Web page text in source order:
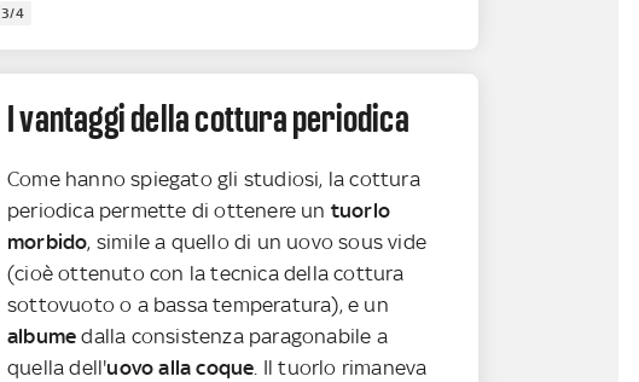
3/4
I vantaggi della cottura periodica
Come hanno spiegato gli studiosi, la cottura
periodica permette di ottenere un tuorlo
morbido, simile a quello di un uovo sous vide
(cioè ottenuto con la tecnica della cottura
sottovuoto o a bassa temperatura), e un
albumedalla consistenza paragonabile a
quella dell'uovo alla coque. Il tuorlo rimaneva